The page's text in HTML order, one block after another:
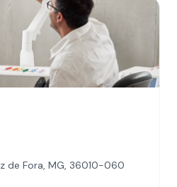
de Fora, MG, 36010-060